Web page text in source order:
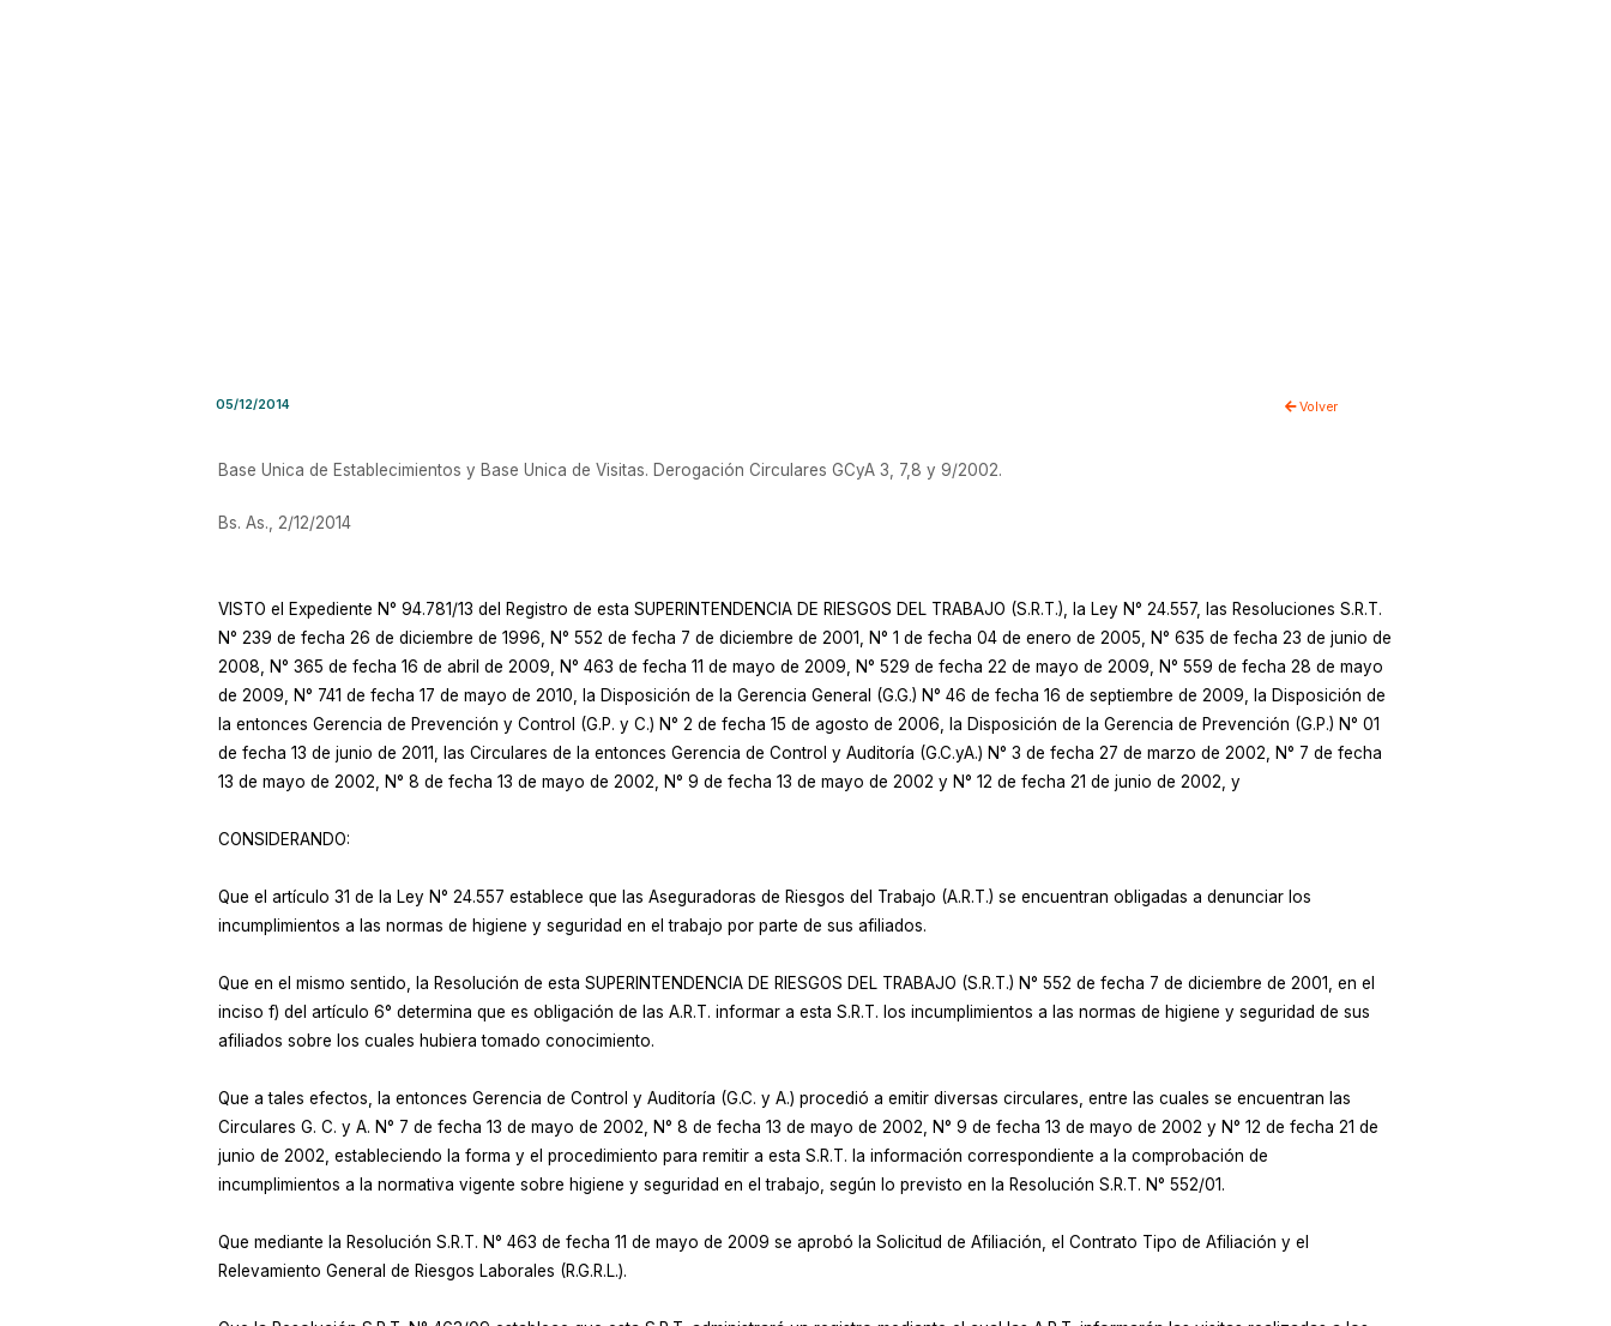
05/12/2014 Volver
Base Unica de Establecimientos y Base Unica de Visitas. Derogación Circulares GCyA 3, 7,8 y 9/2002.
Bs. As., 2/12/2014
VISTO el Expediente N° 94.781/13 del Registro de esta SUPERINTENDENCIA DE RIESGOS DEL TRABAJO (S.R.T.), la Ley N° 24.557, las Resoluciones S.R.T.
N° 239 de fecha 26 de diciembre de 1996, N° 552 de fecha 7 de diciembre de 2001, N° 1 de fecha 04 de enero de 2005, N° 635 de fecha 23 de junio de
2008, N° 365 de fecha 16 de abril de 2009, N° 463 de fecha 11 de mayo de 2009, N° 529 de fecha 22 de mayo de 2009, N° 559 de fecha 28 de mayo
de 2009, N° 741 de fecha 17 de mayo de 2010, la Disposición de la Gerencia General (G.G.) N° 46 de fecha 16 de septiembre de 2009, la Disposición de
la entonces Gerencia de Prevención y Control (G.P. y C.) N° 2 de fecha 15 de agosto de 2006, la Disposición de la Gerencia de Prevención (G.P.) N° 01
de fecha 13 de junio de 2011, las Circulares de la entonces Gerencia de Control y Auditoría (G.C.yA.) N° 3 de fecha 27 de marzo de 2002, N° 7 de fecha
13 de mayo de 2002, N° 8 de fecha 13 de mayo de 2002, N° 9 de fecha 13 de mayo de 2002 y N° 12 de fecha 21 de junio de 2002, y
CONSIDERANDO:
Que el artículo 31 de la Ley N° 24.557 establece que las Aseguradoras de Riesgos del Trabajo (A.R.T.) se encuentran obligadas a denunciar los
incumplimientos a las normas de higiene y seguridad en el trabajo por parte de sus afiliados.
Que en el mismo sentido, la Resolución de esta SUPERINTENDENCIA DE RIESGOS DEL TRABAJO (S.R.T.) N° 552 de fecha 7 de diciembre de 2001, en el
inciso f) del artículo 6° determina que es obligación de las A.R.T. informar a esta S.R.T. los incumplimientos a las normas de higiene y seguridad de sus
afiliados sobre los cuales hubiera tomado conocimiento.
Que a tales efectos, la entonces Gerencia de Control y Auditoría (G.C. y A.) procedió a emitir diversas circulares, entre las cuales se encuentran las
Circulares G. C. y A. N° 7 de fecha 13 de mayo de 2002, N° 8 de fecha 13 de mayo de 2002, N° 9 de fecha 13 de mayo de 2002 y N° 12 de fecha 21 de
junio de 2002, estableciendo la forma y el procedimiento para remitir a esta S.R.T. la información correspondiente a la comprobación de
incumplimientos a la normativa vigente sobre higiene y seguridad en el trabajo, según lo previsto en la Resolución S.R.T. N° 552/01.
Que mediante la Resolución S.R.T. N° 463 de fecha 11 de mayo de 2009 se aprobó la Solicitud de Afiliación, el Contrato Tipo de Afiliación y el
Relevamiento General de Riesgos Laborales (R.G.R.L.).